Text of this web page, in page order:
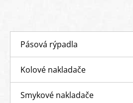
Pásová rýpadla
Kolové nakladače
Smykové nakladače